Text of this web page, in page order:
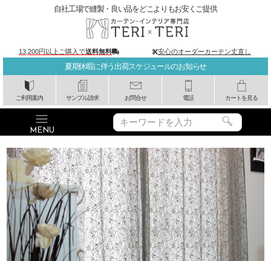
夏期休暇に伴う出荷スケジュールのお知らせ
ご利用案内 サンプル請求 お問合せ 電話 カートを見る
自社工場で縫製・良い品をどこよりもお安くご提供
13,200円以上ご購入で送料無料 安心のオーダーカーテン丈直し